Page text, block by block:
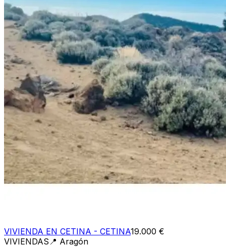
VIVIENDA EN CETINA - CETINA19.000 €
VIVIENDAS 📍 Aragón